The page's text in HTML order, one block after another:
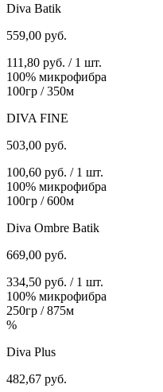
Diva Batik
559,00 руб.
111,80 руб. / 1 шт.
100% микрофибра
100гр / 350м
DIVA FINE
503,00 руб.
100,60 руб. / 1 шт.
100% микрофибра
100гр / 600м
Diva Ombre Batik
669,00 руб.
334,50 руб. / 1 шт.
100% микрофибра
250гр / 875м
%
Diva Plus
482,67 руб.